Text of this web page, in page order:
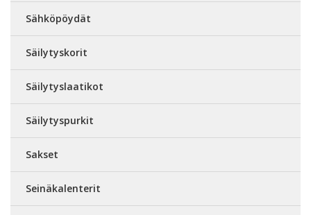
Sähköpöydät
Säilytyskorit
Säilytyslaatikot
Säilytyspurkit
Sakset
Seinäkalenterit